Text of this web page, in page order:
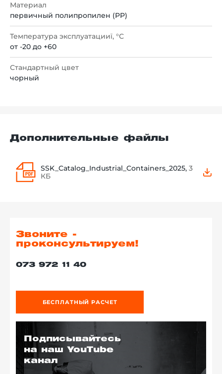
Материал
первичный полипропилен (PP)
Температура эксплуатацииї, °С
от -20 до +60
Стандартный цвет
чорный
Дополнительные файлы
SSK_Catalog_Industrial_Containers_2025, 3
КБ
Звоните -
проконсультируем!
073 972 11 40
БЕСПЛАТНЫЙ РАСЧЕТ
Подписывайтесь
на наш YouTube
канал